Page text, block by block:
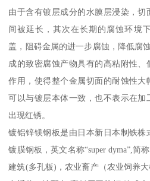
由于含有镀层成分的水膜层浸染，
间被延长，其次在长期的腐蚀环境
盖，阻碍金属的进一步腐蚀，降低腐
成的致密腐蚀产物具有的高粘附性
作用，使得整个金属切面的耐蚀性
可以与镀层本体一致，也不表示在
出现红锈。
镀铝锌镁钢板是由日本新日本制铁
镀膜钢板，英文名称“super dyma”,简
建筑(多孔板)，农业畜产（农业饲养